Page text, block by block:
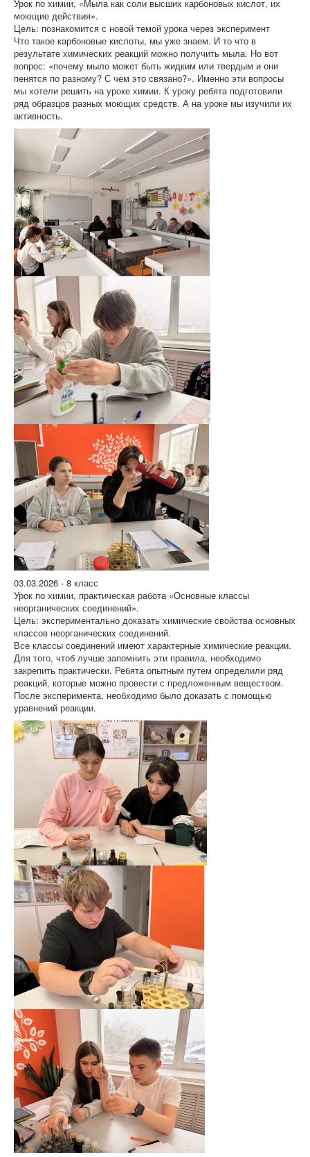
Урок по химии, «Мыла как соли высших карбоновых кислот, их
моющие действия».
Цель: познакомится с новой темой урока через эксперимент
Что такое карбоновые кислоты, мы уже знаем. И то что в
результате химических реакций можно получить мыла. Но вот
вопрос: «почему мыло может быть жидким или твердым и они
пенятся по разному? С чем это связано?». Именно эти вопросы
мы хотели решить на уроке химии. К уроку ребята подготовили
ряд образцов разных моющих средств. А на уроке мы изучили их
активность.
03.03.2026 - 8 класс
Урок по химии, практическая работа «Основные классы
неорганических соединений».
Цель: экспериментально доказать химические свойства основных
классов неорганических соединений.
Все классы соединений имеют характерные химические реакции.
Для того, чтоб лучше запомнить эти правила, необходимо
закрепить практически. Ребята опытным путем определили ряд
реакций, которые можно провести с предложенным веществом.
После эксперимента, необходимо было доказать с помощью
уравнений реакции.